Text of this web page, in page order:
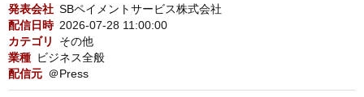
発表会社 SBペイメントサービス株式会社
配信日時 2026-07-28 11:00:00
カテゴリ
その他
業種 ビジネス全般
配信元 ＠Press